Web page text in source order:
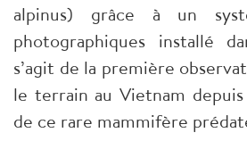
alpinus) grâce à un
photographiques installé
s’agit de la première
le terrain au Vietnam
de ce rare mammifère